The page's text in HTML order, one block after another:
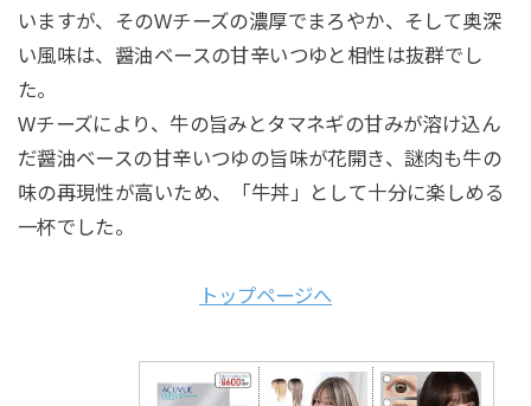
いますが、そのWチーズの濃厚でまろやか、そして奥深
い風味は、醤油ベースの甘辛いつゆと相性は抜群でし
た。
Wチーズにより、牛の旨みとタマネギの甘みが溶け込ん
だ醤油ベースの甘辛いつゆの旨味が花開き、謎肉も牛の
味の再現性が高いため、「牛丼」として十分に楽しめる
一杯でした。
トップページへ